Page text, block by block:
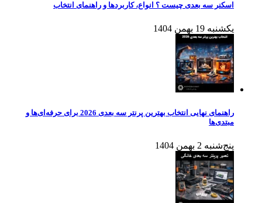
اسکنر سه بعدی چیست ؟ انواع، کاربردها و راهنمای انتخاب
یکشنبه 19 بهمن 1404
راهنمای نهایی انتخاب بهترین پرنتر سه بعدی 2026 برای حرفه‌ای‌ها و
مبتدی‌ها
پنج‌شنبه 2 بهمن 1404